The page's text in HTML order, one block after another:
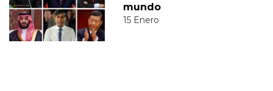
mundo
15 Enero